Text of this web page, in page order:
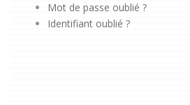
Mot de passe oublié ?
Identifiant oublié ?